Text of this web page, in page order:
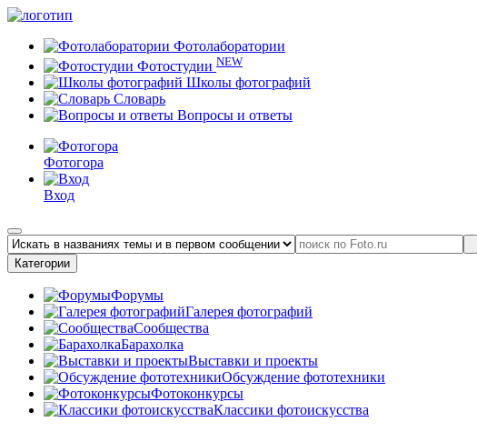
Фотолаборатории
Фотостудии NEW
Школы фотографий
Словарь
Вопросы и ответы
Фотогора
Вход
Категории
Форумы
Галерея фотографий
Сообщества
Барахолка
Выставки и проекты
Обсуждение фототехники
Фотоконкурсы
Классики фотоискусства